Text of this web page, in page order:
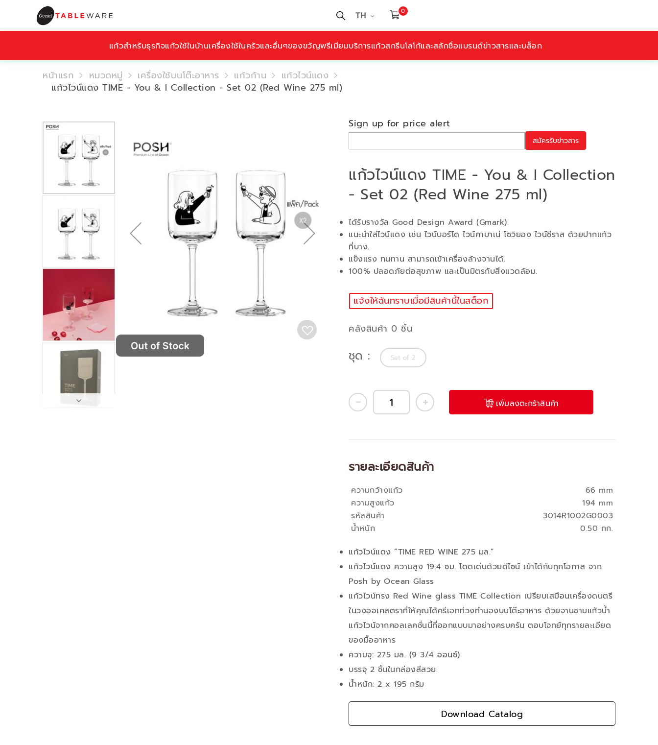
TH 0
แก้วสำหรับธุรกิจแก้วใช้ในบ้านเครื่องใช้ในครัวและอื่นๆของขวัญพรีเมียมบริการแก้วสกรีนโลโก้และสลักชื่อแบรนด์ข่าวสารและบล็อก
หน้าแรก หมวดหมู่ เครื่องใช้บนโต๊ะอาหาร แก้วก้าน
แก้วไวน์แดง
แก้วไวน์แดง TIME - You & I Collection - Set 02 (Red Wine 275 ml)
แก้วไวน์แดง TIME - You & I Collection
- Set 02 (Red Wine 275 ml)
คลังสินค้า 0 ชิ้น
ได้รับรางวัล Good Design Award (Gmark).
แนะนำใส่ไวน์แดง เช่น ไวน์บอร์โด ไวน์คาบาเน่ โซวิยอง ไวน์ชีราส ด้วยปากแก้ว
ที่บาง.
แข็งแรง ทนทาน สามารถเข้าเครื่องล้างจานได้.
100% ปลอดภัยต่อสุขภาพ และเป็นมิตรกับสิ่งแวดล้อม.
Sign up for price alert
สมัครรับข่าวสาร
แจ้งให้ฉันทราบเมื่อมีสินค้านี้ในสต็อก
ชุด Set of 2
เพิ่มลงตะกร้าสินค้า
แก้วไวน์แดง “TIME RED WINE 275 มล.”
แก้วไวน์แดง ความสูง 19.4 ซม. โดดเด่นด้วยดีไซน์ เข้าได้กับทุกโอกาส จาก
Posh by Ocean Glass
แก้วไวน์ทรง Red Wine glass TIME Collection เปรียบเสมือนเครื่องดนตรี
ในวงออเคสตราที่ให้คุณได้ครีเอทท่วงทำนองบนโต๊ะอาหาร ด้วยจานชามแก้วน้ำ
แก้วไวน์จากคอลเลคชั่นนี้ที่ออกแบบมาอย่างครบครัน ตอบโจทย์ทุกรายละเอียด
ของมื้ออาหาร
ความจุ: 275 มล. (9 3/4 ออนซ์)
บรรจุ 2 ชิ้นในกล่องสีสวย.
น้ำหนัก: 2 x 195 กรัม
Download Catalog
รายละเอียดสินค้า
คุณสมบัติ
ความกว้างแก้ว
66 mm
ความสูงแก้ว
194 mm
รหัสสินค้า
3014R1002G0003
น้ำหนัก
0.50 กก.